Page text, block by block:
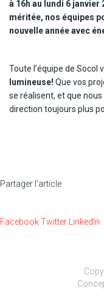
à 16h au lundi 6 janvier
méritée, nos équipes
nouvelle année avec
Toute l’équipe de Socol
lumineuse! Que vos
se réalisent, et que
direction toujours plus
Partager l'article
FacebookTwitter LinkedIn